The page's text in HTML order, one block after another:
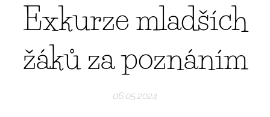
Exkurze mladších
žáků za poznáním
06.05.2024